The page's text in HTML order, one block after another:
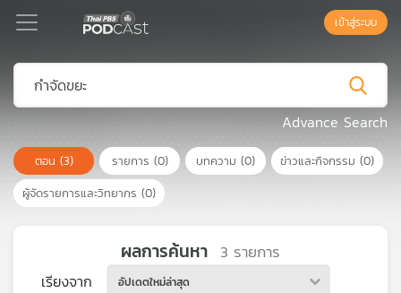
Podcast
เพล
ย์
ลิ
เข้าสู่ระบบ
Advance Search
ตอน (3) รายการ (0) บทความ (0) ข่าวและกิจกรรม (0)
ผู้จัดรายการและวิทยากร (0)
ผลการค้นหา 3 รายการ
เรียงจาก อัปเดตใหม่ล่าสุด